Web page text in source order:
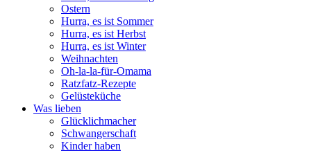
Ostern
Hurra, es ist Sommer
Hurra, es ist Herbst
Hurra, es ist Winter
Weihnachten
Oh-la-la-für-Omama
Ratzfatz-Rezepte
Gelüsteküche
Was lieben
Glücklichmacher
Schwangerschaft
Kinder haben